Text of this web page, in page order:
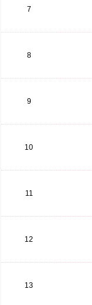
7
8
9
10
11
12
13